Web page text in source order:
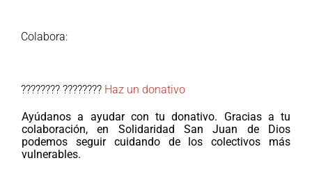
Colabora:
???????? ???????? Haz un donativo
Ayúdanos a ayudar con tu donativo. Gracias a tu
colaboración, en Solidaridad San Juan de Dios
podemos seguir cuidando de los colectivos más
vulnerables.